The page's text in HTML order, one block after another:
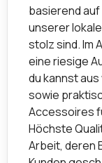
basierend
unserer
stolz sind. Im
eine riesige
du kannst
sowie
Accessoires
Höchste
Arbeit, deren